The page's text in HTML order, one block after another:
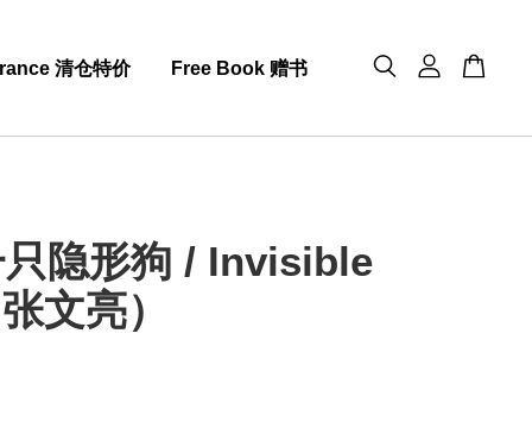
清仓特价 Free Book 赠书
隐形狗 / Invisible
文亮）